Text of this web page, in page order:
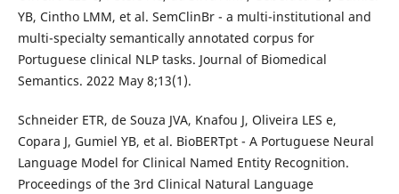
YB, Cintho LMM, et al. SemClinBr - a multi-institutional and
multi-specialty semantically annotated corpus for
Portuguese clinical NLP tasks. Journal of Biomedical
Semantics. 2022 May 8;13(1).
Schneider ETR, de Souza JVA, Knafou J, Oliveira LES e,
Copara J, Gumiel YB, et al. BioBERTpt - A Portuguese Neural
Language Model for Clinical Named Entity Recognition.
Proceedings of the 3rd Clinical Natural Language